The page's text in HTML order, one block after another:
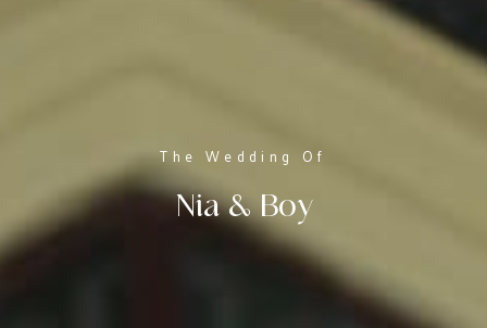
The Wedding Of
Nia & Boy